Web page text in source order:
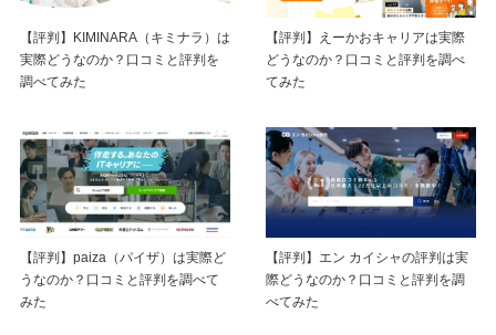
【評判】KIMINARA（キミナラ）は
実際どうなのか？口コミと評判を
調べてみた
【評判】えーかおキャリアは実際
どうなのか？口コミと評判を調べ
てみた
【評判】paiza（パイザ）は実際ど
うなのか？口コミと評判を調べて
みた
【評判】エン カイシャの評判は実
際どうなのか？口コミと評判を調
べてみた